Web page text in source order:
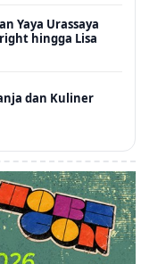
Yaya Urassaya
hingga Lisa
dan Kuliner